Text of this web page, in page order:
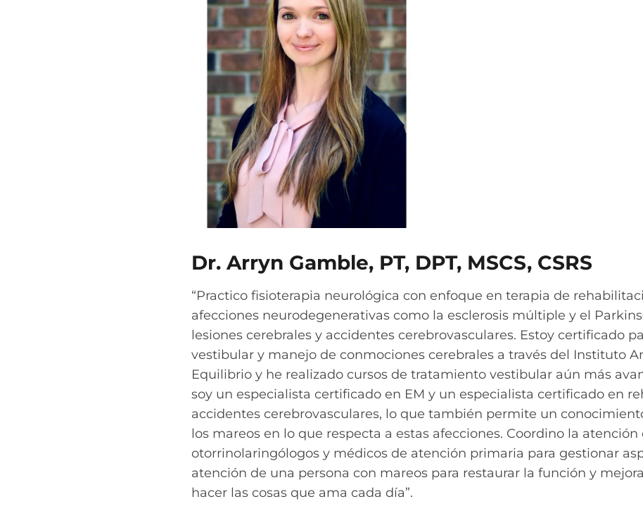
Dr. Arryn Gamble, PT, DPT, MSCS, CSRS
“Practico fisioterapia neurológica con enfoque en terapia de
afecciones neurodegenerativas como la esclerosis múltiple y el
lesiones cerebrales y accidentes cerebrovasculares. Estoy certificado
vestibular y manejo de conmociones cerebrales a través del Instituto
Equilibrio y he realizado cursos de tratamiento vestibular aún más
soy un especialista certificado en EM y un especialista certificado en
accidentes cerebrovasculares, lo que también permite un
los mareos en lo que respecta a estas afecciones. Coordino la atención
otorrinolaringólogos y médicos de atención primaria para gestionar
atención de una persona con mareos para restaurar la función y
hacer las cosas que ama cada día”.